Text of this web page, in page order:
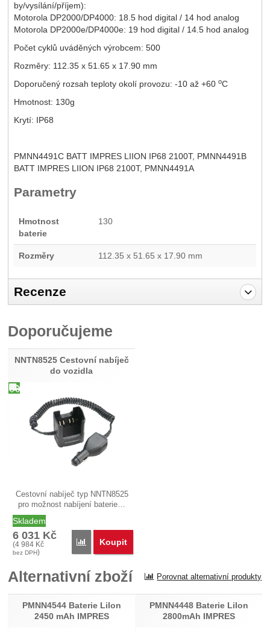
by/vysílání/příjem):
Motorola DP2000/DP4000: 18.5 hod digital / 14 hod analog
Motorola DP2000e/DP4000e: 19 hod digital / 14.5 hod analog
Počet cyklů uváděných výrobcem: 500
Rozměry: 112.35 x 51.65 x 17.90 mm
Doporučený rozsah teploty okolí provozu: -10 až +60 oC
Hmotnost: 130g
Krytí: IP68
PMNN4491C BATT IMPRES LIION IP68 2100T, PMNN4491B
BATT IMPRES LIION IP68 2100T, PMNN4491A
Parametry
Hmotnost
baterie
130
Rozměry 112.35 x 51.65 x 17.90 mm
Recenze
Recenze
Nebyla přidána žádná recenze.
Doporučujeme
NNTN8525 Cestovní nabíječ
do vozidla
Cestovní nabíječ typ NNTN8525
pro možnost nabíjení baterie…
Skladem
6 031 Kč
(4 984 Kč
bez DPH)
Porovnat
Koupit
Alternativní zboží Porovnat alternativní produkty
PMNN4544 Baterie LiIon
2450 mAh IMPRES
PMNN4448 Baterie LiIon
2800mAh IMPRES